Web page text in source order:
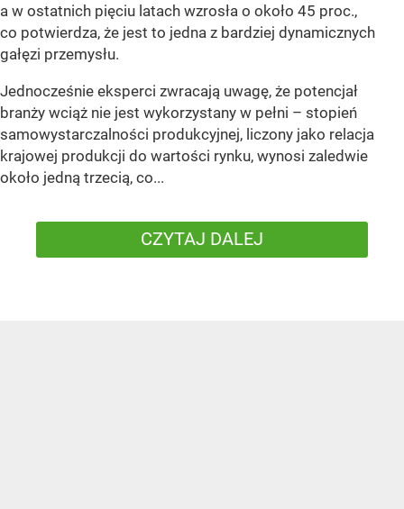
a w ostatnich pięciu latach wzrosła o około 45 proc.,
co potwierdza, że jest to jedna z bardziej dynamicznych
gałęzi przemysłu.
Jednocześnie eksperci zwracają uwagę, że potencjał
branży wciąż nie jest wykorzystany w pełni – stopień
samowystarczalności produkcyjnej, liczony jako relacja
krajowej produkcji do wartości rynku, wynosi zaledwie
około jedną trzecią, co...
CZYTAJ DALEJ